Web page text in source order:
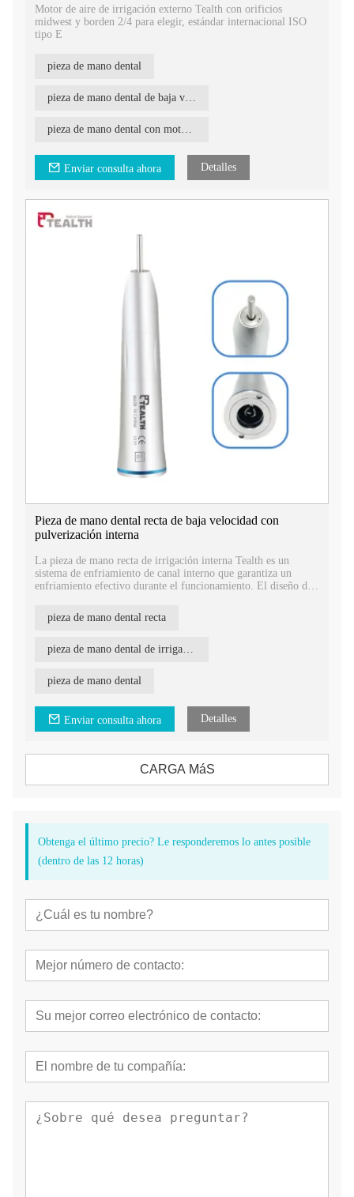
Motor de aire de irrigación externo Tealth con orificios
midwest y borden 2/4 para elegir, estándar internacional ISO
tipo E
pieza de mano dental
pieza de mano dental de baja velocidad
pieza de mano dental con motor neumático
Enviar consulta ahora Detalles
Pieza de mano dental recta de baja velocidad con
pulverización interna
La pieza de mano recta de irrigación interna Tealth es un
sistema de enfriamiento de canal interno que garantiza un
enfriamiento efectivo durante el funcionamiento. El diseño de
pieza de mano dental recta
pieza de mano dental de irrigación interna
pieza de mano dental
Enviar consulta ahora Detalles
CARGA MáS
Obtenga el último precio? Le responderemos lo antes posible
(dentro de las 12 horas)